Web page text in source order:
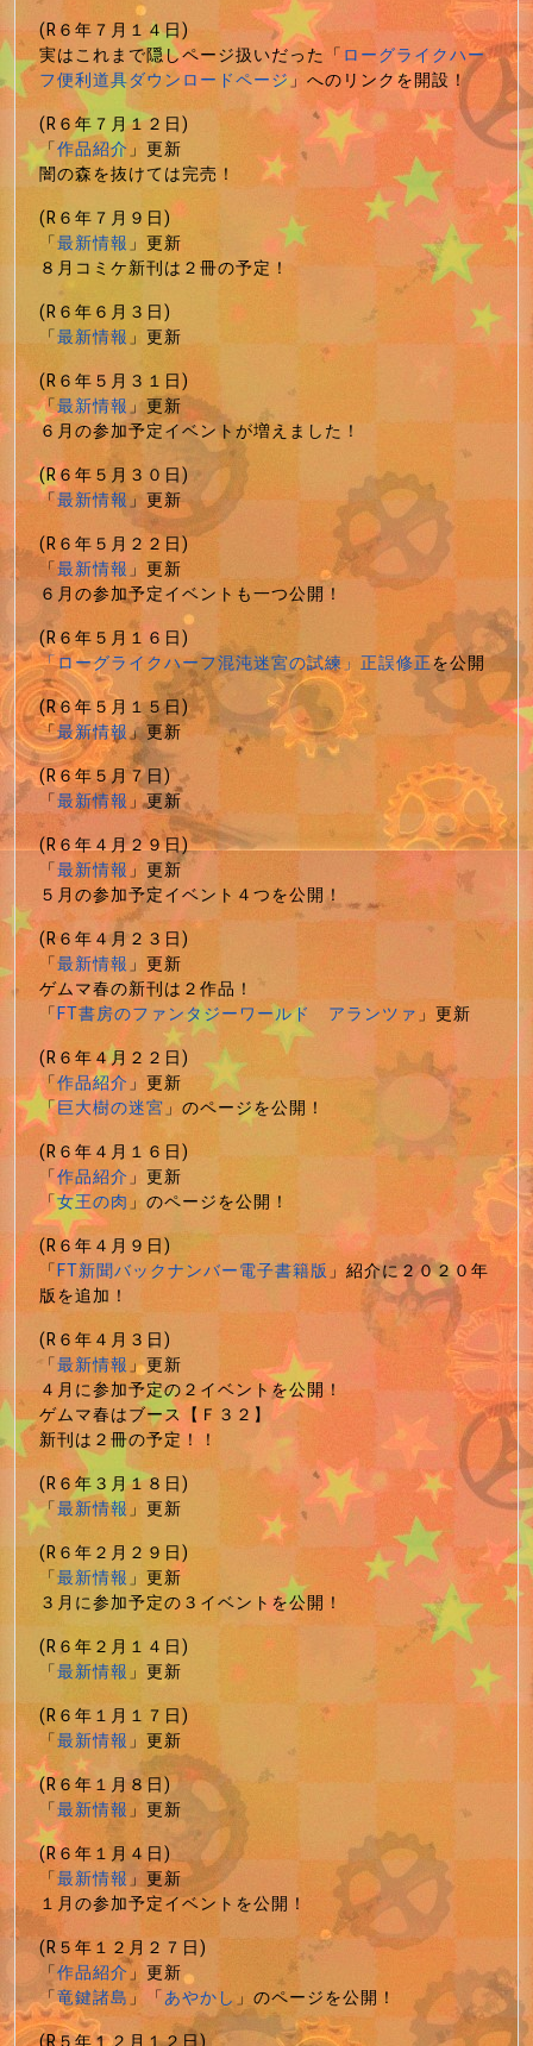
(R６年７月１４日)
実はこれまで隠しページ扱いだった「ローグライクハー
フ便利道具ダウンロードページ」へのリンクを開設！
(R６年７月１２日)
「作品紹介」更新
闇の森を抜けては完売！
(R６年７月９日)
「最新情報」更新
８月コミケ新刊は２冊の予定！
(R６年６月３日)
「最新情報」更新
(R６年５月３１日)
「最新情報」更新
６月の参加予定イベントが増えました！
(R６年５月３０日)
「最新情報」更新
(R６年５月２２日)
「最新情報」更新
６月の参加予定イベントも一つ公開！
(R６年５月１６日)
「ローグライクハーフ混沌迷宮の試練」正誤修正を公開
(R６年５月１５日)
「最新情報」更新
(R６年５月７日)
「最新情報」更新
(R６年４月２９日)
「最新情報」更新
５月の参加予定イベント４つを公開！
(R６年４月２３日)
「最新情報」更新
ゲムマ春の新刊は２作品！
「FT書房のファンタジーワールド アランツァ」更新
(R６年４月２２日)
「作品紹介」更新
「巨大樹の迷宮」のページを公開！
(R６年４月１６日)
「作品紹介」更新
「女王の肉」のページを公開！
(R６年４月９日)
「FT新聞バックナンバー電子書籍版」紹介に２０２０年
版を追加！
(R６年４月３日)
「最新情報」更新
４月に参加予定の２イベントを公開！
ゲムマ春はブース【Ｆ３２】
新刊は２冊の予定！！
(R６年３月１８日)
「最新情報」更新
(R６年２月２９日)
「最新情報」更新
３月に参加予定の３イベントを公開！
(R６年２月１４日)
「最新情報」更新
(R６年１月１７日)
「最新情報」更新
(R６年１月８日)
「最新情報」更新
(R６年１月４日)
「最新情報」更新
１月の参加予定イベントを公開！
(R５年１２月２７日)
「作品紹介」更新
「竜鍵諸島」「あやかし」のページを公開！